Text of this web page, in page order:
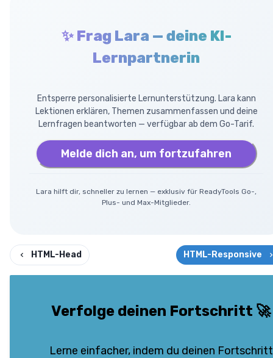
✨ Frag Lara — deine KI-
Lernpartnerin
Entsperre personalisierte Lernunterstützung. Lara kann
Lektionen erklären, Themen zusammenfassen und deine
Lernfragen beantworten — verfügbar ab dem Go-Tarif.
Melde dich an, um fortzufahren
Lara hilft dir, schneller zu lernen — exklusiv für ReadyTools Go-,
Plus- und Max-Mitglieder.
HTML-Head HTML-Responsive
Verfolge deinen Fortschritt 🚀
Lerne einfacher, indem du deinen Fortschritt